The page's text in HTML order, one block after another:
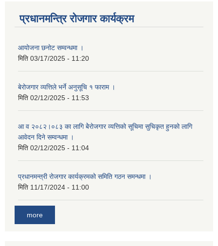
प्रधानमन्त्रि रोजगार कार्यक्रम
आयोजना छनोट सम्वन्धमा ।
मिति 03/17/2025 - 11:20
बेरोजगार व्यत्तिले भर्ने अनुसूचि १ फाराम ।
मिति 02/12/2025 - 11:53
आ व २०८२।०८३ का लागि बेेरोजगार व्यत्तिको सूचिमा सुचिकृत हुनको लागि
आवेदन दिने सम्वन्धमा ।
मिति 02/12/2025 - 11:04
प्रधानमन्त्री रोजगार कार्यक्रमको समिति गठन समन्धमा ।
मिति 11/17/2024 - 11:00
more